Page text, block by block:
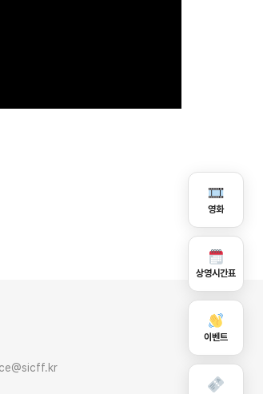
영화
상영시간표
이벤트